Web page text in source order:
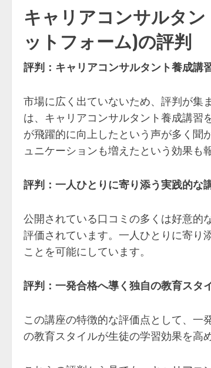
キャリアコンサルタ
ットフォーム)の評判
評判：キャリアコンサルタント養成講
市場に広く出ていないため、評判が集
は、キャリアコンサルタント養成講習
が飛躍的に向上したという声が多く聞
ュニケーションも増えたという効果も
評判：一人ひとりに寄り添う実践的な
公開されている口コミの多くは好意的
評価されています。一人ひとりに寄り
ことを可能にしています。
評判：一発合格へ導く独自の教育スタ
この講座の特徴的な評価点として、一
の教育スタイルが生徒の学習効果を高